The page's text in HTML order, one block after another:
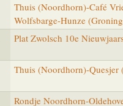
Thuis (Noordhorn)-Café
Wolfsbarge-Hunze
Plat Zwolsch 10e
Thuis (Noordhorn)-Quesjer
Rondje Noordhorn-